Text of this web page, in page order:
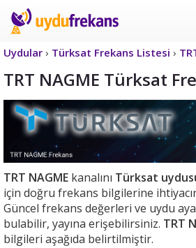
Uydular › Türksat Frekans Listesi ›
TRT NAGME Türksat
TRT NAGME kanalını Türksat
için doğru frekans bilgilerine
Güncel frekans değerleri ve uydu
bulabilir, yayına erişebilirsiniz. TRT
bilgileri aşağıda belirtilmiştir.